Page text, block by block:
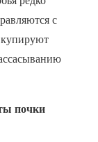
с
купируют
почки